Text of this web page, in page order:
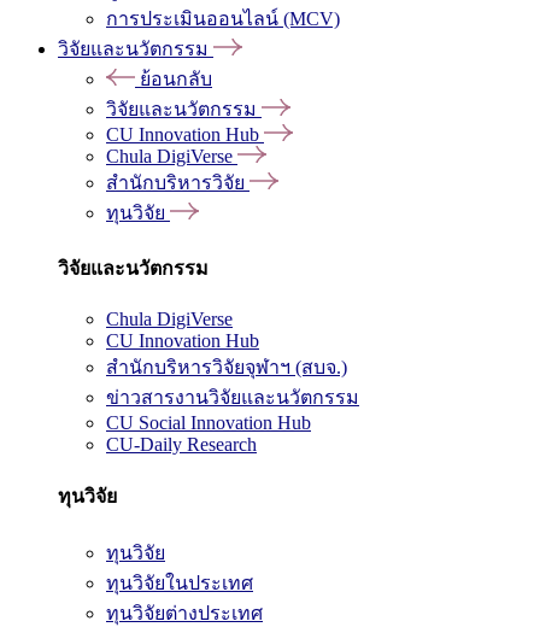
การประเมินออนไลน์ (MCV)
วิจัยและนวัตกรรม
ย้อนกลับ
วิจัยและนวัตกรรม
CU Innovation Hub
Chula DigiVerse
สำนักบริหารวิจัย
ทุนวิจัย
วิจัยและนวัตกรรม
Chula DigiVerse
CU Innovation Hub
สำนักบริหารวิจัยจุฬาฯ (สบจ.)
ข่าวสารงานวิจัยและนวัตกรรม
CU Social Innovation Hub
CU-Daily Research
ทุนวิจัย
ทุนวิจัย
ทุนวิจัยในประเทศ
ทุนวิจัยต่างประเทศ